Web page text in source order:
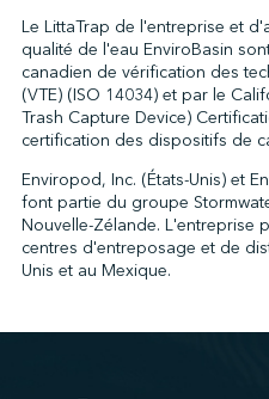
Le LittaTrap de l'entreprise et
qualité de l'eau EnviroBasin
canadien de vérification des
(VTE) (ISO 14034) et par le
Trash Capture Device)
certification des dispositifs de
Enviropod, Inc. (États-Unis) et
font partie du groupe
Nouvelle-Zélande. L'entreprise
centres d'entreposage et de
Unis et au Mexique.